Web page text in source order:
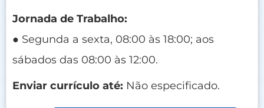
Jornada de Trabalho:
● Segunda a sexta, 08:00 às 18:00; aos
sábados das 08:00 às 12:00.
Enviar currículo até: Não especificado.